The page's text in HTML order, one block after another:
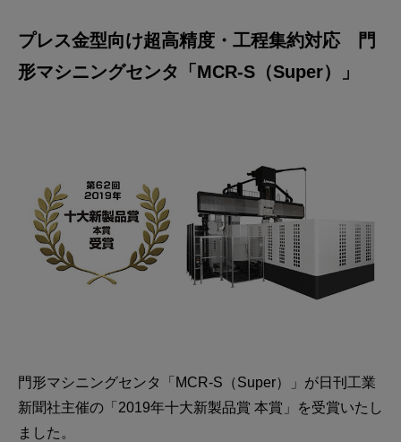
プレス金型向け超高精度・工程集約対応 門
形マシニングセンタ「MCR-S（Super）」
門形マシニングセンタ「MCR-S（Super）」が日刊工業
新聞社主催の「2019年十大新製品賞 本賞」を受賞いたし
ました。